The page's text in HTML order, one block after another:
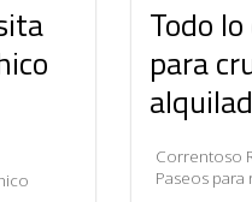
Todo
para
Correntoso
Paseos